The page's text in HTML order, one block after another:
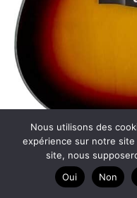
Test : guitare
V3, le son marron à
Nous utilisons des
expérience sur notre
site, nous
Oui
Non